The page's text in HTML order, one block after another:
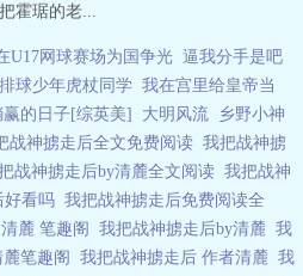
霍琚的老...
U17网球赛场为国争光 逼我分手是吧
排球少年虎杖同学 我在宫里给皇帝当
的日子[综英美] 大明风流
乡野小神
战神掳走后全文免费阅读 我把战神掳
战神掳走后by清麓全文阅读 我把战神
好看吗 我把战神掳走后免费阅读全
麓 笔趣阁 我把战神掳走后by清麓 我
笔趣阁 我把战神掳走后 作者清麓 我